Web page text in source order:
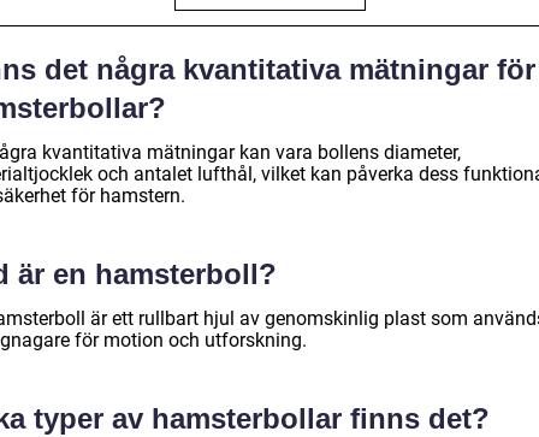
det några kvantitativa mätningar för
kvantitativa mätningar kan vara bollens diameter,
och antalet lufthål, vilket kan påverka dess
för hamstern.
är en hamsterboll?
är ett rullbart hjul av genomskinlig plast som
för motion och utforskning.
typer av hamsterbollar finns det?